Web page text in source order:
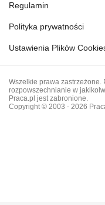
Regulamin
Polityka prywatności
Ustawienia Plików
Wszelkie prawa
rozpowszechnianie w
Praca.pl jest zabronione.
Copyright © 2003 - 2026